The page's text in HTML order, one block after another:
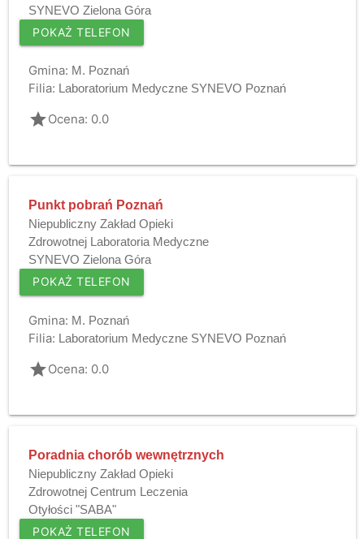
SYNEVO Zielona Góra
POKAŻ TELEFON
Gmina: M. Poznań
Filia: Laboratorium Medyczne SYNEVO Poznań
gradeOcena: 0.0
Punkt pobrań Poznań
Niepubliczny Zakład Opieki
Zdrowotnej Laboratoria Medyczne
SYNEVO Zielona Góra
POKAŻ TELEFON
Gmina: M. Poznań
Filia: Laboratorium Medyczne SYNEVO Poznań
gradeOcena: 0.0
Poradnia chorób wewnętrznych
Niepubliczny Zakład Opieki
Zdrowotnej Centrum Leczenia
Otyłości "SABA"
POKAŻ TELEFON